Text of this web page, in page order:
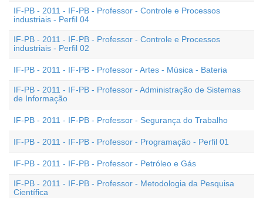
IF-PB - 2011 - IF-PB - Professor - Controle e Processos
industriais - Perfil 04
IF-PB - 2011 - IF-PB - Professor - Controle e Processos
industriais - Perfil 02
IF-PB - 2011 - IF-PB - Professor - Artes - Música - Bateria
IF-PB - 2011 - IF-PB - Professor - Administração de Sistemas
de Informação
IF-PB - 2011 - IF-PB - Professor - Segurança do Trabalho
IF-PB - 2011 - IF-PB - Professor - Programação - Perfil 01
IF-PB - 2011 - IF-PB - Professor - Petróleo e Gás
IF-PB - 2011 - IF-PB - Professor - Metodologia da Pesquisa
Científica